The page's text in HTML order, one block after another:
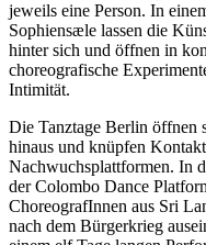
jeweils eine Person. In
Sophiensæle lassen die
hinter sich und öffnen in
choreografische
Intimität.
Die Tanztage Berlin öffnen
hinaus und knüpfen
Nachwuchsplattformen. In
der Colombo Dance
ChoreografInnen aus Sri
nach dem Bürgerkrieg